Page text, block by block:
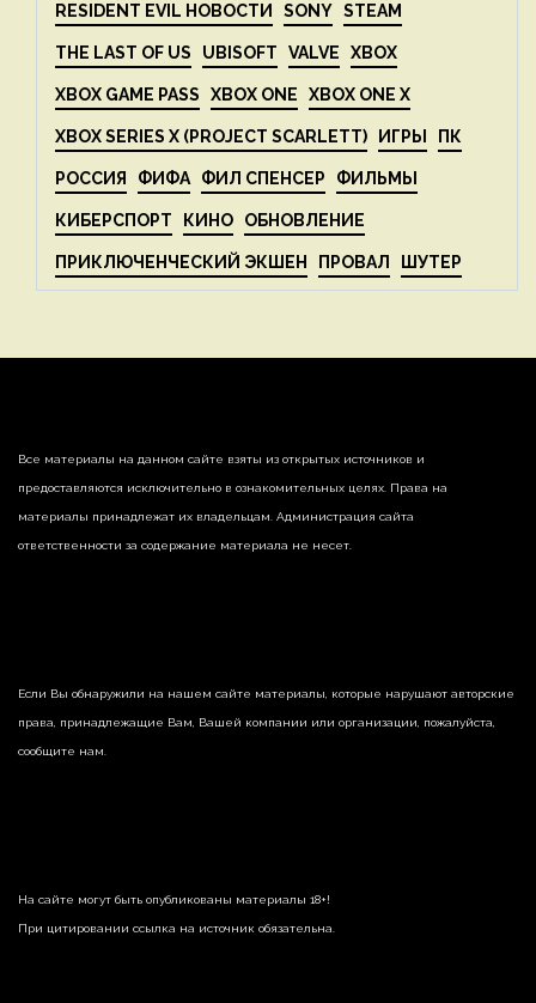
RESIDENT EVIL НОВОСТИ SONY STEAM
THE LAST OF US UBISOFT VALVE XBOX
XBOX GAME PASS XBOX ONE XBOX ONE X
XBOX SERIES X (PROJECT SCARLETT) ИГРЫ ПК
РОССИЯ ФИФА ФИЛ СПЕНСЕР ФИЛЬМЫ
КИБЕРСПОРТ КИНО ОБНОВЛЕНИЕ
ПРИКЛЮЧЕНЧЕСКИЙ ЭКШЕН ПРОВАЛ ШУТЕР
Все материалы на данном сайте взяты из открытых источников и
предоставляются исключительно в ознакомительных целях. Права на
материалы принадлежат их владельцам. Администрация сайта
ответственности за содержание материала не несет.
Если Вы обнаружили на нашем сайте материалы, которые нарушают авторские
права, принадлежащие Вам, Вашей компании или организации, пожалуйста,
сообщите нам.
На сайте могут быть опубликованы материалы 18+!
При цитировании ссылка на источник обязательна.